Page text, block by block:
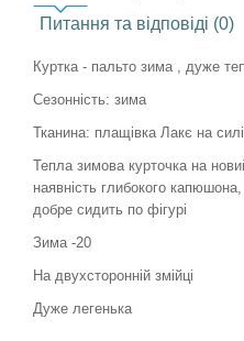
Питання та відповіді (0)
Куртка - пальто зима , дуже
Сезонність: зима
Тканина: плащівка Лакє на
Тепла зимова курточка на
наявність глибокого
добре сидить по фігурі
Зима -20
На двухсторонній змійці
Дуже легенька